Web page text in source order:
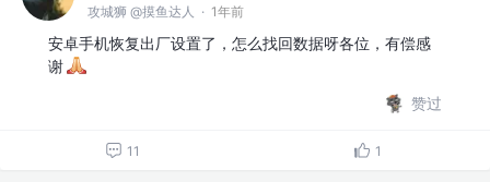
攻城狮 @摸鱼达人 · 1年前
安卓手机恢复出厂设置了，怎么找回数据呀各位，有偿感
谢
赞过
11 1